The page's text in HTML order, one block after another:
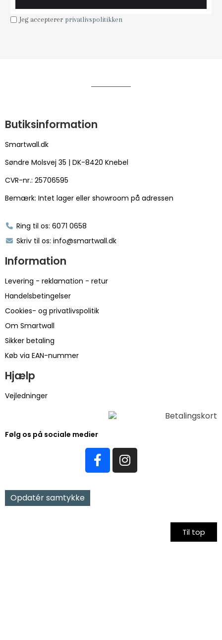
Jeg accepterer privatlivspolitikken
Butiksinformation
Smartwall.dk
Søndre Molsvej 35 | DK-8420 Knebel
CVR-nr.: 25706595
Bemærk: Intet lager eller showroom på adressen
Ring til os: 6071 0658
Skriv til os: info@smartwall.dk
Information
Levering - reklamation - retur
Handelsbetingelser
Cookies- og privatlivspolitik
Om Smartwall
Sikker betaling
Køb via EAN-nummer
Hjælp
Vejledninger
Følg os på sociale medier
Opdatér samtykke
Til top